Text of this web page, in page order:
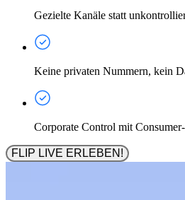
Gezielte Kanäle statt
Keine privaten Nummern, kein
Corporate Control mit
FLIP LIVE ERLEBEN!